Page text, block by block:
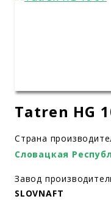
Tatren HG
Страна
Словацкая
Завод
SLOVNAFT